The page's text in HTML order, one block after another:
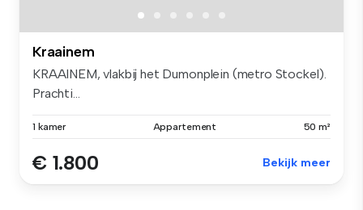
Kraainem
KRAAINEM, vlakbij het Dumonplein (metro Stockel).
Prachti...
1 kamer Appartement 50 m²
€ 1.800 Bekijk meer